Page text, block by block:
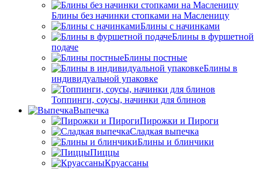
Блины без начинки стопками на Масленицу
Блины с начинками
Блины в фуршетной
подаче
Блины постные
Блины в
индивидуальной упаковке
Топпинги, соусы, начинки для блинов
Выпечка
Пирожки и Пироги
Сладкая выпечка
Блины и блинчики
Пиццы
Круасcаны